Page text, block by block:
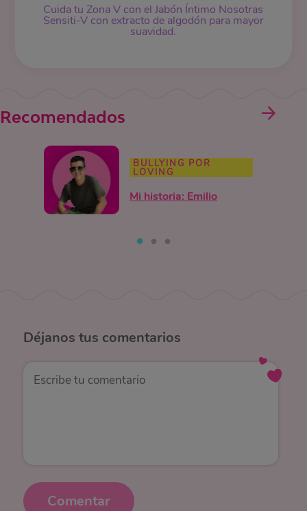
Cuida tu Zona V con el Jabón Íntimo Nosotras
Sensiti-V con extracto de algodón para mayor
suavidad.
Recomendados
BULLYING POR
LOVING
Mi historia: Emilio
Déjanos tus comentarios
Comentar